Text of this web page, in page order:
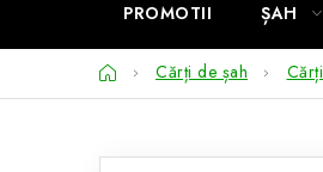
PROMOTII ȘAH
AcasăCărți de șah